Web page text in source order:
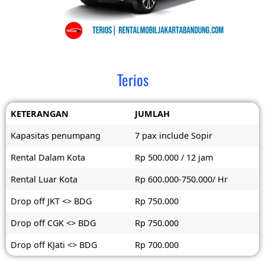
Terios
KETERANGAN
JUMLAH
Kapasitas penumpang
7 pax include Sopir
Rental Dalam Kota
Rp 500.000 / 12 jam
Rental Luar Kota
Rp 600.000-750.000/ Hr
Drop off JKT <> BDG
Rp 750.000
Drop off CGK <> BDG
Rp 750.000
Drop off KJati <> BDG
Rp 700.000